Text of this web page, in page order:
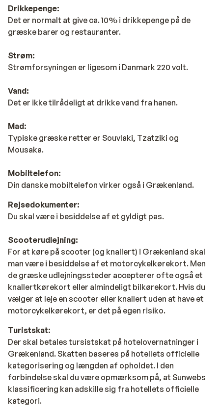
Drikkepenge:
Det er normalt at give ca. 10% i drikkepenge på de
græske barer og restauranter.
Strøm:
Strømforsyningen er ligesom i Danmark 220 volt.
Vand:
Det er ikke tilrådeligt at drikke vand fra hanen.
Mad:
Typiske græske retter er Souvlaki, Tzatziki og
Mousaka.
Mobiltelefon:
Din danske mobiltelefon virker også i Grækenland.
Rejsedokumenter:
Du skal være i besiddelse af et gyldigt pas.
Scooterudlejning:
For at køre på scooter (og knallert) i Grækenland skal
man være i besiddelse af et motorcykelkørekort. Men
de græske udlejningssteder accepterer ofte også et
knallertkørekort eller almindeligt bilkørekort. Hvis du
vælger at leje en scooter eller knallert uden at have et
motorcykelkørekort, er det på egen risiko.
Turistskat:
Der skal betales tursistskat på hotelovernatninger i
Grækenland. Skatten baseres på hotellets officielle
kategorisering og længden af opholdet. I den
forbindelse skal du være opmærksom på, at Sunwebs
klassificering kan adskille sig fra hotellets officielle
kategori.